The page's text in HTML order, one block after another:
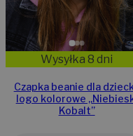
Wysyłka 8 dni
Czapka beanie dla
logo kolorowe
Kobalt”